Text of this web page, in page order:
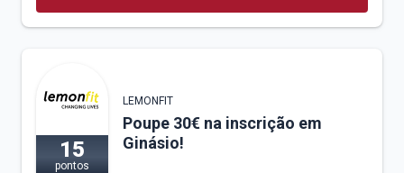
15
pontos
LEMONFIT
Poupe 30€ na inscrição em
Ginásio!